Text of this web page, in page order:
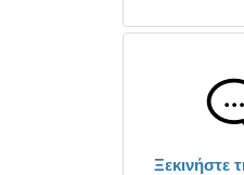
Ξεκινήστε